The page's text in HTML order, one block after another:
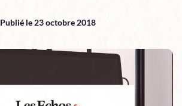
Publié le 23 octobre 2018